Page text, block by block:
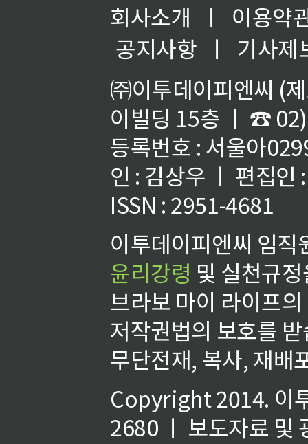
회사소개 ㅣ
이용약
공지사항
ㅣ
기사제
㈜이투데이피엔씨 (
이빌딩 15층 ㅣ ☎
등록번호 : 서울아
인 : 김상우 ㅣ 편집인
ISSN : 2951-4681
이투데이피엔씨 임
윤리강령 및 실천규
브라보 마이 라이프
저작권법의 보호를
무단전재, 복사, 재배
Copyright 2014. 이
2680 ㅣ 보도자료